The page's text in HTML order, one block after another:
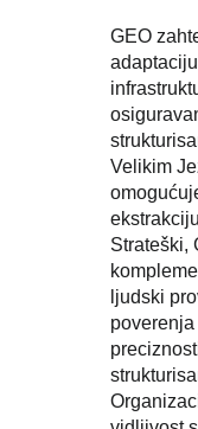
GEO
Velikim
Strateški,
ljudski